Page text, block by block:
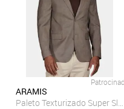
ARAMIS
Paleto Texturizado Super